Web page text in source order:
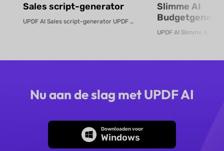
Sales script-generator
UPDF AI Sales script-generator UPDF AI zet product-PDF's of beschrijvingen...
Slimme AI
Gratis Online
Nu aan de slag met UPDF AI
Downloaden voor
Windows